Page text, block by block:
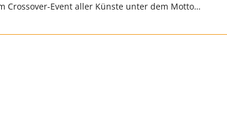
Crossover-Event aller Künste unter dem Motto…